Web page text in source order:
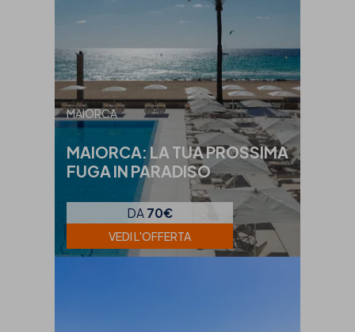
MAIORCA
MAIORCA: LA TUA PROSSIMA
FUGA IN PARADISO
DA 70€
VEDI L'OFFERTA